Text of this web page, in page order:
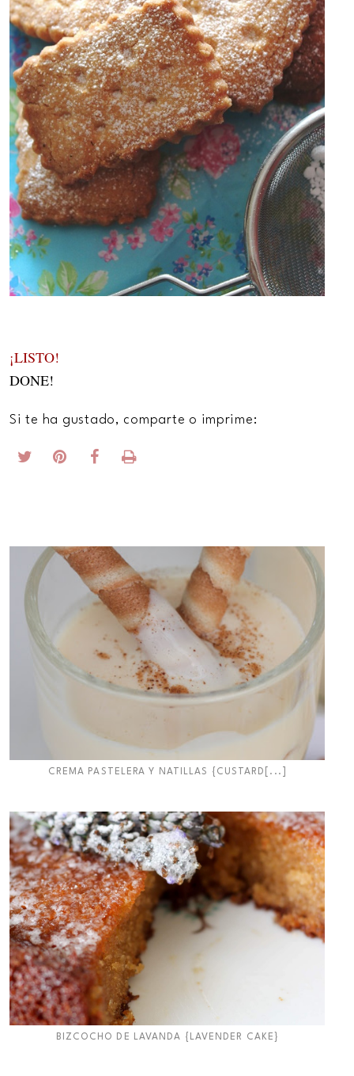
¡LISTO!
DONE!
Si te ha gustado, comparte o imprime:
CREMA PASTELERA Y NATILLAS {CUSTARD[...]
BIZCOCHO DE LAVANDA {LAVENDER CAKE}